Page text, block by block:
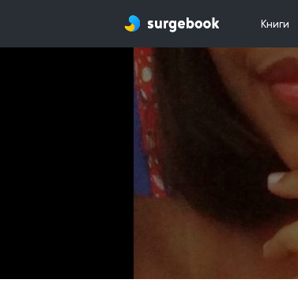
Книги